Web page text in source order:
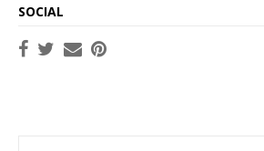
SOCIAL